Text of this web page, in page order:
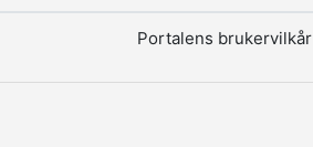
Portalens brukervilkår